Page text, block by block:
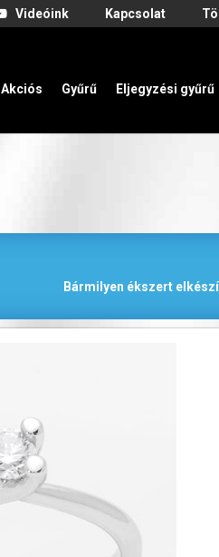
Videóink Kapcsolat
Akciós Gyűrű Eljegyzési gyűrű
Bármilyen ékszert